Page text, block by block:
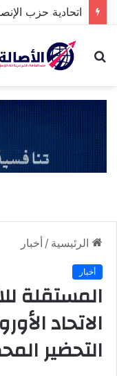
بحث
الرئيسية / أخبار
أخبار
المستقلة
الاتحاد
التحضير